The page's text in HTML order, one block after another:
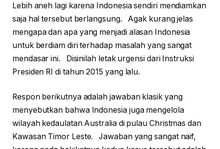
Lebih aneh lagi karena Indonesia sendiri mendiamkan
saja hal tersebut berlangsung. Agak kurang jelas
mengapa dan apa yang menjadi alasan Indonesia
untuk berdiam diri terhadap masalah yang sangat
mendasar ini. Disinilah letak urgensi dari Instruksi
Presiden RI di tahun 2015 yang lalu.
Respon berikutnya adalah jawaban klasik yang
menyebutkan bahwa Indonesia juga mengelola
wilayah kedaulatan Australia di pulau Christmas dan
Kawasan Timor Leste. Jawaban yang sangat naif,